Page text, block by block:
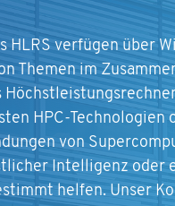
HLRS verfügen über
Themen im
HPC-
von
Intelligenz oder
helfen. Unser